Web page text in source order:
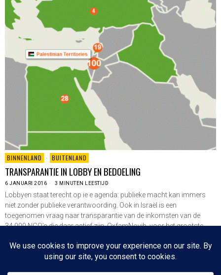
BINNENLAND · BUITENLAND
TRANSPARANTIE IN LOBBY EN BEDOELING
6 JANUARI 2016 3 MINUTEN LEESTIJD
Lobbyen staat terecht op ie e agenda: publieke macht kan immers
niet zonder publieke verantwoording. Ook in Israël is een
toegenomen vraag naar transparantie van de inkomsten van de
34.000 NGO’s die daar actief zijn. OxfamNovib, voor het grootste
LEES VERDER